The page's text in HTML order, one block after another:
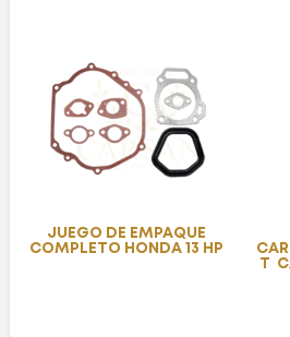
JUEGO DE EMPAQUE
COMPLETO HONDA 13 HP
T